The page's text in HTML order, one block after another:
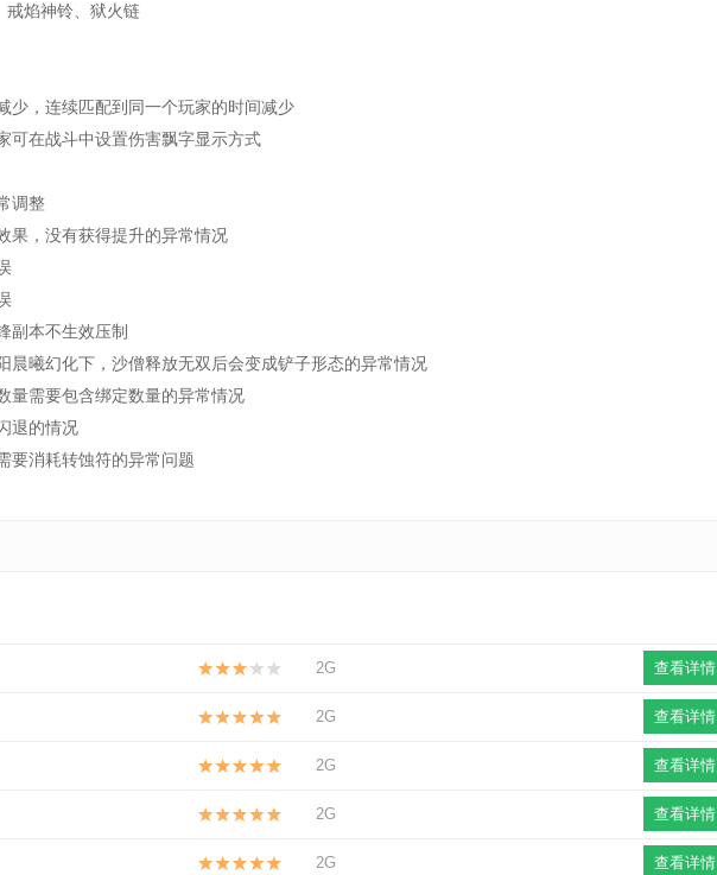
焰神铃、狱火链
，连续匹配到同一个玩家的时间减少
在战斗中设置伤害飘字显示方式
调整
，没有获得提升的异常情况
本不生效压制
曦幻化下，沙僧释放无双后会变成铲子形态的异常情况
需要包含绑定数量的异常情况
退的情况
消耗转蚀符的异常问题
查看详情
2G
查看详情
2G
查看详情
2G
查看详情
2G
查看详情
2G